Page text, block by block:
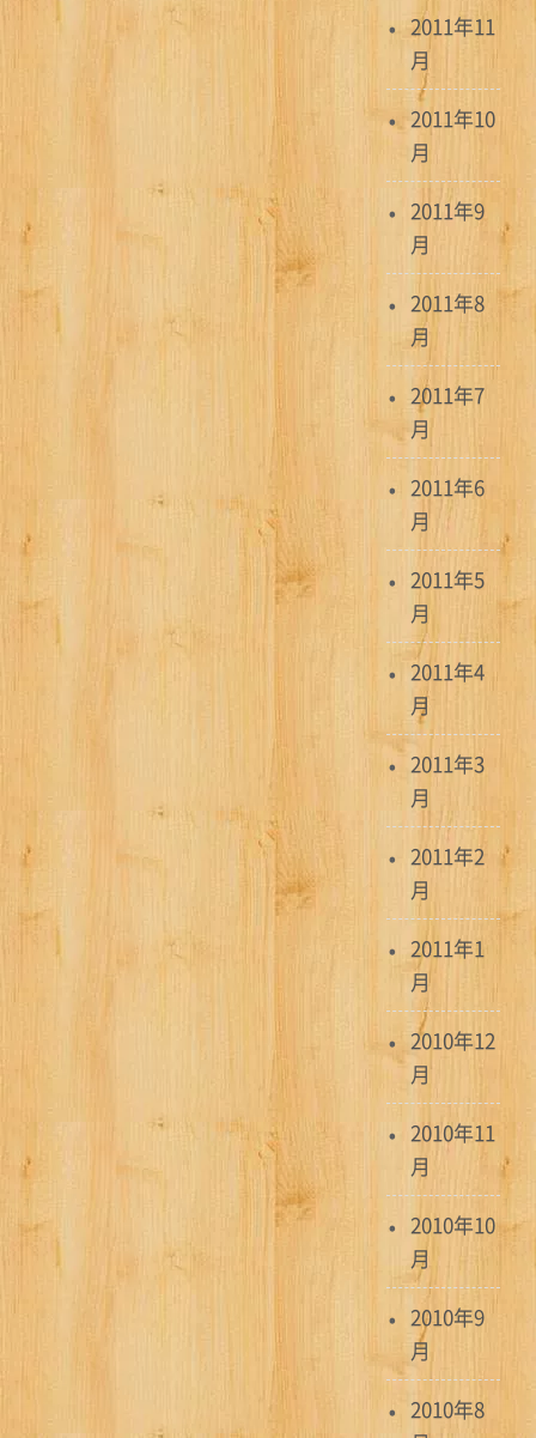
2011年11
月
2011年10
月
2011年9
月
2011年8
月
2011年7
月
2011年6
月
2011年5
月
2011年4
月
2011年3
月
2011年2
月
2011年1
月
2010年12
月
2010年11
月
2010年10
月
2010年9
月
2010年8